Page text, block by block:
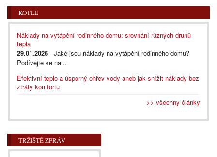
KOTLE
Náklady na vytápění rodinného domu: srovnání různých druhů
tepla
29.01.2026 - Jaké jsou náklady na vytápění rodinného domu?
Podívejte se na...
Efektivní teplo a úsporný ohřev vody aneb jak snížit náklady bez
ztráty komfortu
>> všechny články
TRŽIŠTĚ ZPRÁV